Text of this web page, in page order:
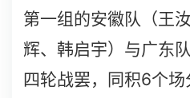
第一组的安徽队（王
辉、韩启宇）与广东
四轮战罢，同积6个场